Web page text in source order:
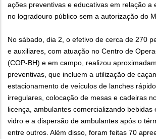
ações preventivas e educativas em relação a
no logradouro público sem a autorização do
No sábado, dia 2, o efetivo de cerca de 270
e auxiliares, com atuação no Centro de
(COP-BH) e em campo, realizou
preventivas, que incluem a utilização de
estacionamento de veículos de lanches
irregulares, colocação de mesas e cadeiras
licença, ambulantes comercializando bebidas
vidro e a dispersão de ambulantes após o
entre outros. Além disso, foram feitas 70